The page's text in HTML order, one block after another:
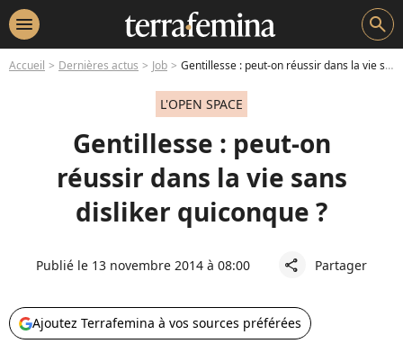
menu search
Accueil Dernières actus Job Gentillesse : peut-on réussir dans la vie sans disliker quiconque ?
L'OPEN SPACE
Gentillesse : peut-on
réussir dans la vie sans
disliker quiconque ?
Publié le 13 novembre 2014 à 08:00 share Partager
Ajoutez Terrafemina à vos sources préférées